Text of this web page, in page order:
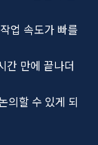
업 속도가 빠를
간 만에 끝나더
의할 수 있게 되